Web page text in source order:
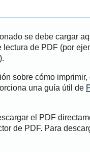
se debe cargar
lectura de PDF (por
).
sobre cómo
una guía útil de
el PDF
de PDF. Para